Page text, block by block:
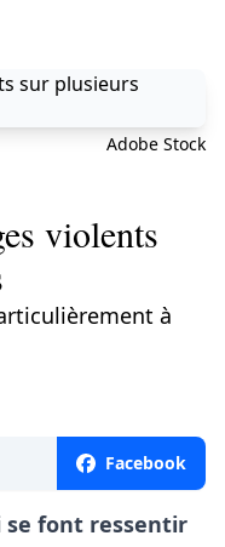
Adobe Stock
violents
à
Facebook
se font ressentir